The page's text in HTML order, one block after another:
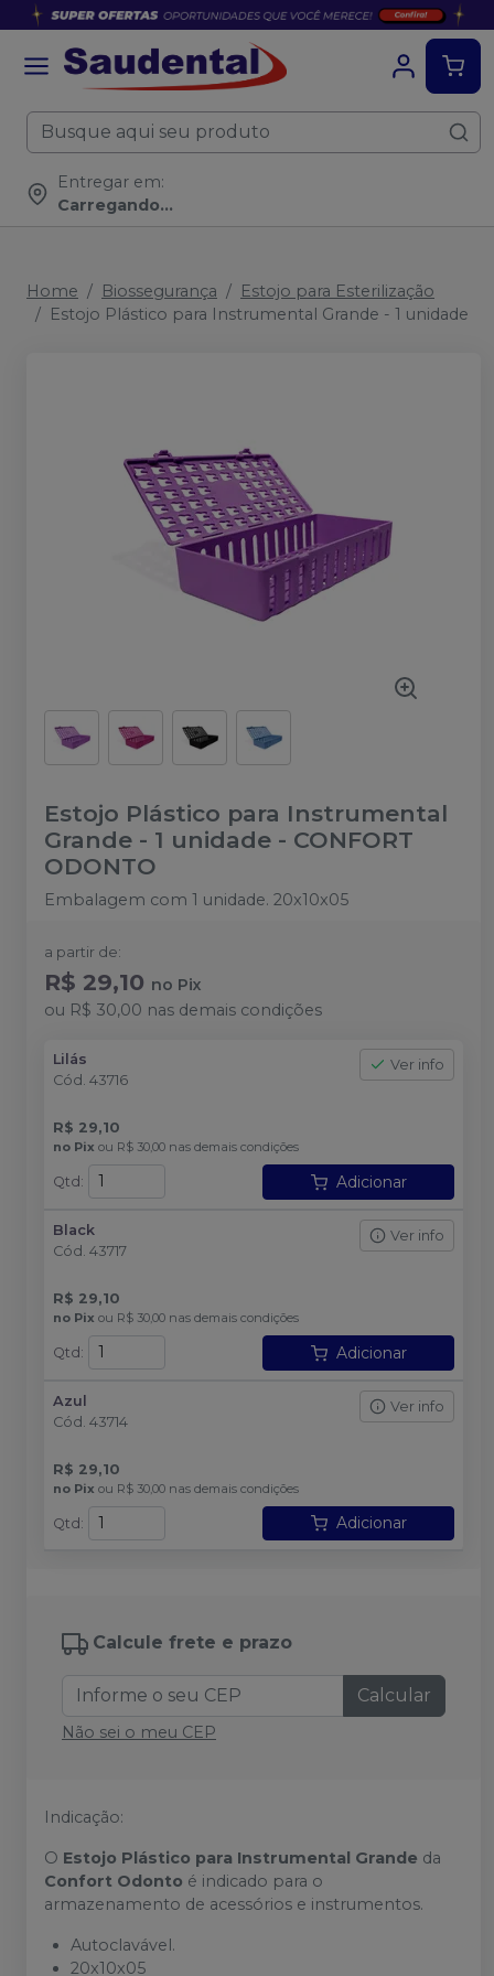
Entregar em:
Carregando...
Home Biossegurança
Estojo para Esterilização
Estojo Plástico para Instrumental Grande - 1 unidade
Estojo Plástico para Instrumental
Grande - 1 unidade - CONFORT
ODONTO
Embalagem com 1 unidade. 20x10x05
a partir de:
R$ 29,10 no Pix
ou R$ 30,00 nas demais condições
Lilás
Cód. 43716
Ver info
R$ 29,10
no Pix ou R$ 30,00 nas demais condições
Qtd : Adicionar
Black
Cód. 43717
Ver info
R$ 29,10
no Pix ou R$ 30,00 nas demais condições
Qtd : Adicionar
Azul
Cód. 43714
Ver info
R$ 29,10
no Pix ou R$ 30,00 nas demais condições
Qtd: Adicionar
Calcule frete e prazo
Calcular
Não sei o meu CEP
Indicação:
O Estojo Plástico para Instrumental Grande da
Confort Odonto é indicado para o
armazenamento de acessórios e instrumentos.
Autoclavável.
20x10x05